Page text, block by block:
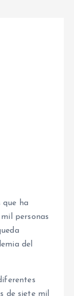
que ha
personas
del
de siete mil